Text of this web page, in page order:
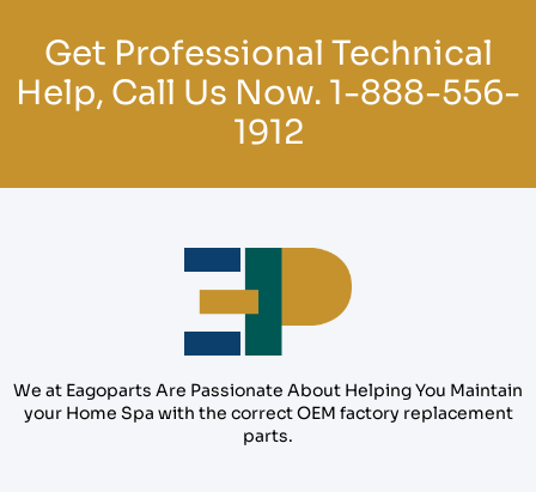
Get Professional Technical
Help, Call Us Now. 1-888-556-
1912
We at Eagoparts Are Passionate About Helping You Maintain
your Home Spa with the correct OEM factory replacement
parts.